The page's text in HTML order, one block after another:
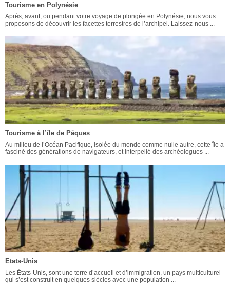
Tourisme en Polynésie
Après, avant, ou pendant votre voyage de plongée en Polynésie, nous vous
proposons de découvrir les facettes terrestres de l’archipel. Laissez-nous ...
Tourisme à l’île de Pâques
Au milieu de l’Océan Pacifique, isolée du monde comme nulle autre, cette île a
fasciné des générations de navigateurs, et interpellé des archéologues ...
Etats-Unis
Les États-Unis, sont une terre d’accueil et d’immigration, un pays multiculturel
qui s’est construit en quelques siècles avec une population ...